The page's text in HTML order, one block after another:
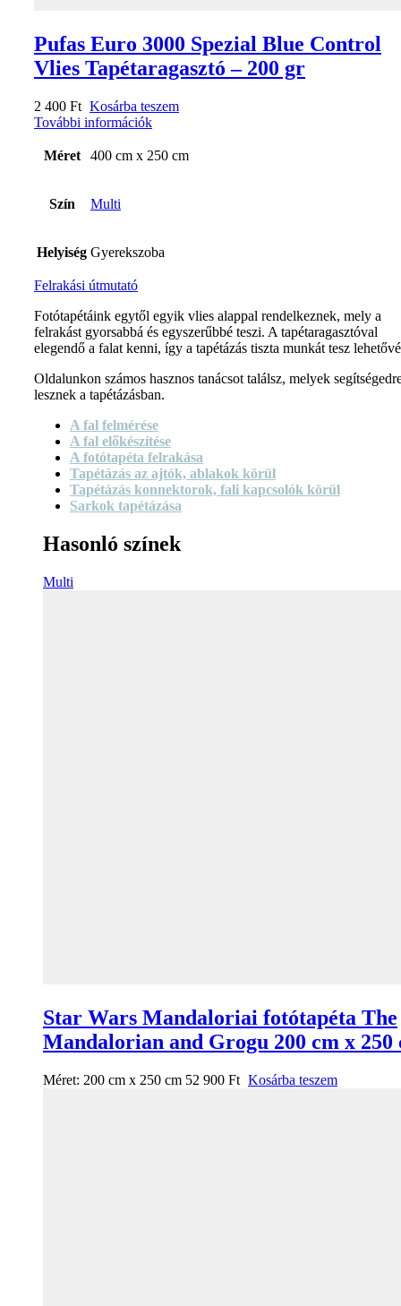
Pufas Euro 3000 Spezial Blue Control
Vlies Tapétaragasztó – 200 gr
2 400 Ft Kosárba teszem
További információk
Méret 400 cm x 250 cm
Szín Multi
Helyiség Gyerekszoba
Felrakási útmutató
Fotótapétáink egytől egyik vlies alappal rendelkeznek, mely a
felrakást gyorsabbá és egyszerűbbé teszi. A tapétaragasztóval
elegendő a falat kenni, így a tapétázás tiszta munkát tesz
Oldalunkon számos hasznos tanácsot találsz, melyek
lesznek a tapétázásban.
A fal felmérése
A fal előkészítése
A fotótapéta felrakása
Tapétázás az ajtók, ablakok körül
Tapétázás konnektorok, fali kapcsolók körül
Sarkok tapétázása
Hasonló színek
Multi
Star Wars Mandaloriai fotótapéta The
Mandalorian and Grogu 200 cm x 250
Méret: 200 cm x 250 cm 52 900 Ft Kosárba teszem